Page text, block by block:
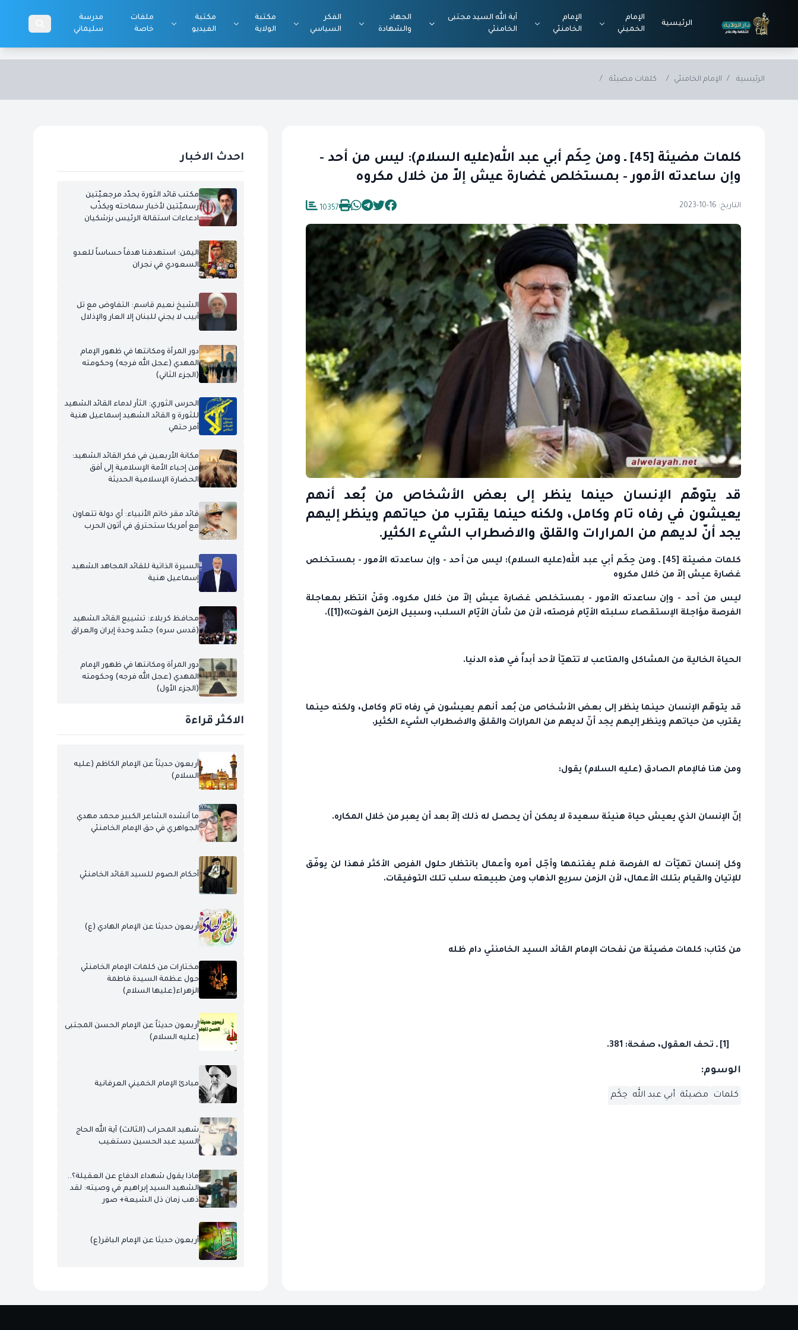
الرئيسية
الإمام
الخميني
الإمام
الخامنئي
آية الله السيد مجتبى
الخامنئي
الجهاد
والشهادة
الفكر
السياسي
مكتبة
الولاية
مكتبة
الفيديو
ملفات
خاصة
مدرسة
سليماني
الرئيسية / الإمام الخامنئي / كلمات مضيئة /
كلمات مضيئة [45] ـ ومن حِكَم أبي عبد الله(عليه السلام): ليس من أحد -
وإن ساعدته الأمور - بمستخلص غضارة عيش إلاّ من خلال مكروه
التاريخ: 16-10-2023 10357
قد يتوهّم الإنسان حينما ينظر إلى بعض الأشخاص من بُعد أنهم
يعيشون في رفاه تام وكامل، ولكنه حينما يقترب من حياتهم وينظر إليهم
يجد أنّ لديهم من المرارات والقلق والاضطراب الشيء الكثير.
كلمات مضيئة [45] ـ ومن حِكَم أبي عبد الله(عليه السلام): ليس من أحد - وإن ساعدته الأمور - بمستخلص
غضارة عيش إلاّ من خلال مكروه
ليس من أحد - وإن ساعدته الأمور - بمستخلص غضارة عيش إلاّ من خلال مكروه. ومَنْ انتظر بمعاجلة
الفرصة مؤاجلة الإستقصاء سلبته الأيّام فرصته، لأن من شأن الأيّام السلب، وسبيل الزمن الفوت»([1]).
الحياة الخالية من المشاكل والمتاعب لا تتهيّأ لأحد أبداً في هذه الدنيا.
قد يتوهّم الإنسان حينما ينظر إلى بعض الأشخاص من بُعد أنهم يعيشون في رفاه تام وكامل، ولكنه حينما
يقترب من حياتهم وينظر إليهم يجد أنّ لديهم من المرارات والقلق والاضطراب الشيء الكثير.
ومن هنا فالإمام الصادق (عليه السلام) يقول:
إنّ الإنسان الذي يعيش حياة هنيئة سعيدة لا يمكن أن يحصل له ذلك إلاّ بعد أن يعبر من خلال المكاره.
وكل إنسان تهيّأت له الفرصة فلم يغتنمها وأجّل أمره وأعمال بانتظار حلول الفرص الأكثر فهذا لن يوفّق
للإتيان والقيام بتلك الأعمال، لأن الزمن سريع الذهاب ومن طبيعته سلب تلك التوفيقات.
من كتاب: كلمات مضيئة من نفحات الإمام القائد السيد الخامنئي دام ظله
[1] ـ تحف العقول، صفحة: 381.
الوسوم:
كلمات مضيئة أبي عبد الله حِكَم
احدث الاخبار
مكتب قائد الثورة يحدّد مرجعيّتين
رسميّتين لأخبار سماحته ويكذّب
ادعاءات استقالة الرئيس بزشكيان
اليمن: استهدفنا هدفاً حساساً للعدو
السعودي في نجران
الشيخ نعيم قاسم: التفاوض مع تل
أبيب لا يجني للبنان إلا العار والإذلال
دور المرأة ومكانتها في ظهور الإمام
المهدي (عجل الله فرجه) وحكومته
(الجزء الثاني)
الحرس الثوري: الثأر لدماء القائد الشهيد
للثورة و القائد الشهيد إسماعيل هنية
أمر حتمي
مكانة الأربعين في فكر القائد الشهيد:
من إحياء الأمة الإسلامية إلى أفق
الحضارة الإسلامية الحديثة
قائد مقر خاتم الأنبياء: أي دولة تتعاون
مع أمريكا ستحترق في أتون الحرب
السيرة الذاتية للقائد المجاهد الشهيد
إسماعيل هنية
محافظ كربلاء: تشييع القائد الشهيد
(قدس سره) جسّد وحدة إيران والعراق
دور المرأة ومكانتها في ظهور الإمام
المهدي (عجل الله فرجه) وحكومته
(الجزء الأول)
الاكثر قراءة
أربعون حديثاً عن الإمام الكاظم (عليه
السلام)
ما أنشده الشاعر الكبير محمد مهدي
الجواهري في حق الإمام الخامنئي
أحكام الصوم للسيد القائد الخامنئي
أربعون حديثا عن الإمام الهادي (ع)
مختارات من كلمات الإمام الخامنئي
حول عظمة السيدة فاطمة
الزهراء(عليها السلام)
أربعون حديثاً عن الإمام الحسن المجتبى
(عليه السلام)
مبادئ الإمام الخميني العرفانية
شهيد المحراب (الثالث) آية الله الحاج
السيد عبد الحسين دستغيب
ماذا يقول شهداء الدفاع عن العقيلة؟..
الشهيد السيد إبراهيم في وصيته: لقد
ذهب زمان ذل الشيعة+ صور
أربعون حديثا عن الإمام الباقر(ع)